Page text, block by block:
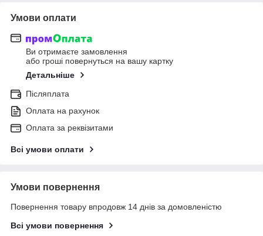
Умови оплати
Ви отримаєте замовлення
або гроші повернуться на вашу картку
Детальніше
Післяплата
Оплата на рахунок
Оплата за реквізитами
Всі умови оплати
Умови повернення
Повернення товару впродовж 14 днів за домовленістю
Всі умови повернення